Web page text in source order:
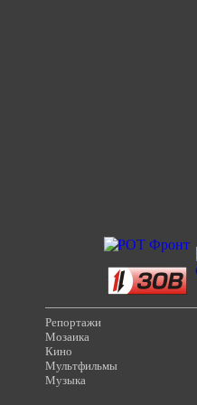
Репортажи
Мозаика
Кино
Мультфильмы
Музыка